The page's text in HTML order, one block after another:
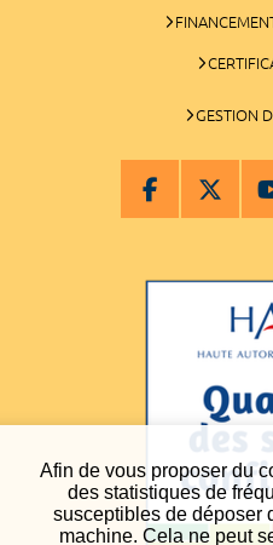
Afin de vous proposer du
des statistiques de
susceptibles de déposer
machine. Cela ne peut
GESTION